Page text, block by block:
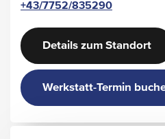
+43/7752/835290
Details zum Standort
Werkstatt-Termin